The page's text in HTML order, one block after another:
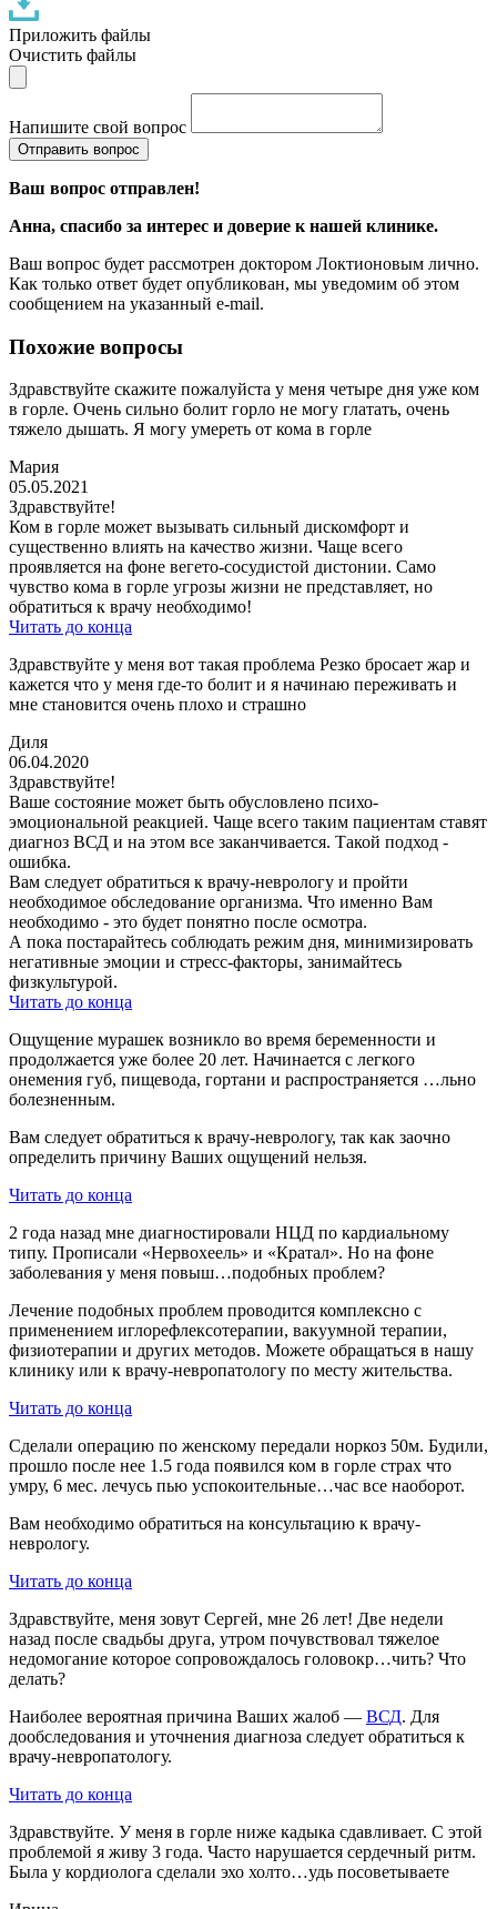
Приложить файлы
Очистить файлы
Напишите свой вопрос
Отправить вопрос
Ваш вопрос отправлен!
Анна, спасибо за интерес и доверие к нашей клинике.
Ваш вопрос будет рассмотрен доктором Локтионовым лично.
Как только ответ будет опубликован, мы уведомим об этом
сообщением на указанный e-mail.
Похожие вопросы
Здравствуйте скажите пожалуйста у меня четыре дня уже ком
в горле. Очень сильно болит горло не могу глатать, очень
тяжело дышать. Я могу умереть от кома в горле
Мария
05.05.2021
Здравствуйте!
Ком в горле может вызывать сильный дискомфорт и
существенно влиять на качество жизни. Чаще всего
проявляется на фоне вегето-сосудистой дистонии. Само
чувство кома в горле угрозы жизни не представляет, но
обратиться к врачу необходимо!
Читать до конца
Здравствуйте у меня вот такая проблема Резко бросает жар и
кажется что у меня где-то болит и я начинаю переживать и
мне становится очень плохо и страшно
Диля
06.04.2020
Здравствуйте!
Ваше состояние может быть обусловлено психо-
эмоциональной реакцией. Чаще всего таким пациентам ставят
диагноз ВСД и на этом все заканчивается. Такой подход -
ошибка.
Вам следует обратиться к врачу-неврологу и пройти
необходимое обследование организма. Что именно Вам
необходимо - это будет понятно после осмотра.
А пока постарайтесь соблюдать режим дня, минимизировать
негативные эмоции и стресс-факторы, занимайтесь
физкультурой.
Читать до конца
Ощущение мурашек возникло во время беременности и
продолжается уже более 20 лет. Начинается с легкого
онемения губ, пищевода, гортани и распространяется …льно
болезненным.
Вам следует обратиться к врачу-неврологу, так как заочно
определить причину Ваших ощущений нельзя.
Читать до конца
2 года назад мне диагностировали НЦД по кардиальному
типу. Прописали «Нервохеель» и «Кратал». Но на фоне
заболевания у меня повыш…подобных проблем?
Лечение подобных проблем проводится комплексно с
применением иглорефлексотерапии, вакуумной терапии,
физиотерапии и других методов. Можете обращаться в нашу
клинику или к врачу-невропатологу по месту жительства.
Читать до конца
Сделали операцию по женскому передали норкоз 50м. Будили,
прошло после нее 1.5 года появился ком в горле страх что
умру, 6 мес. лечусь пью успокоительные…час все наоборот.
Вам необходимо обратиться на консультацию к врачу-
неврологу.
Читать до конца
Здравствуйте, меня зовут Сергей, мне 26 лет! Две недели
назад после свадьбы друга, утром почувствовал тяжелое
недомогание которое сопровождалось головокр…чить? Что
делать?
Наиболее вероятная причина Ваших жалоб — ВСД. Для
дообследования и уточнения диагноза следует обратиться к
врачу-невропатологу.
Читать до конца
Здравствуйте. У меня в горле ниже кадыка сдавливает. С этой
проблемой я живу 3 года. Часто нарушается сердечный ритм.
Была у кордиолога сделали эхо холто…удь посоветываете